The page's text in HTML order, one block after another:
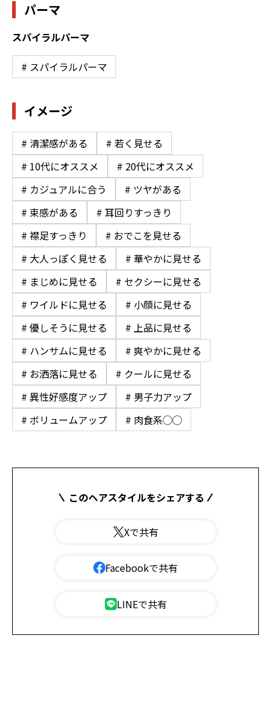
パーマ
スパイラルパーマ
# スパイラルパーマ
イメージ
# 清潔感がある
# 若く見せる
# 10代にオススメ
# 20代にオススメ
# カジュアルに合う
# ツヤがある
# 束感がある
# 耳回りすっきり
# 襟足すっきり
# おでこを見せる
# 大人っぽく見せる
# 華やかに見せる
# まじめに見せる
# セクシーに見せる
# ワイルドに見せる
# 小顔に見せる
# 優しそうに見せる
# 上品に見せる
# ハンサムに見せる
# 爽やかに見せる
# お洒落に見せる
# クールに見せる
# 異性好感度アップ
# 男子力アップ
# ボリュームアップ
# 肉食系◯◯
このヘアスタイルをシェアする
Xで共有
Facebookで共有
LINEで共有